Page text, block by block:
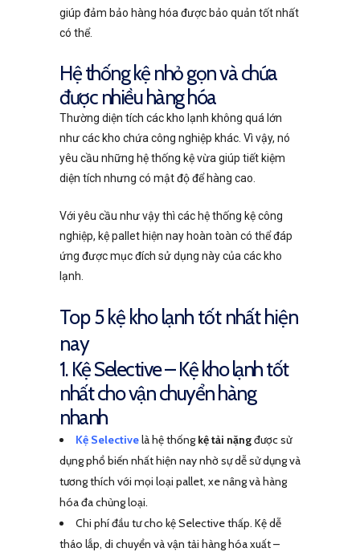
giúp đảm bảo hàng hóa được bảo quản tốt nhất
có thể.
Hệ thống kệ nhỏ gọn và chứa
được nhiều hàng hóa
Thường diện tích các kho lạnh không quá lớn
như các kho chứa công nghiệp khác. Vì vậy, nó
yêu cầu những hệ thống kệ vừa giúp tiết kiệm
diện tích nhưng có mật độ để hàng cao.
Với yêu cầu như vậy thì các hệ thống kệ công
nghiệp, kệ pallet hiện nay hoàn toàn có thể đáp
ứng được mục đích sử dụng này của các kho
lạnh.
Top 5 kệ kho lạnh tốt nhất hiện
nay
1. Kệ Selective – Kệ kho lạnh tốt
nhất cho vận chuyển hàng
nhanh
Kệ Selectivelà hệ thống kệ tải nặngđược sử
dụng phổ biến nhất hiện nay nhờ sự dễ sử dụng và
tương thích với mọi loại pallet, xe nâng và hàng
hóa đa chủng loại.
Chi phí đầu tư cho kệ Selective thấp. Kệ dễ
tháo lắp, di chuyển và vận tải hàng hóa xuất –